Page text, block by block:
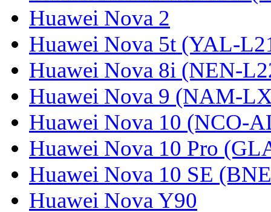
Huawei Nova 2
Huawei Nova 5t (YAL-
Huawei Nova 8i (NEN-
Huawei Nova 9 (NAM-
Huawei Nova 10 (NCO-
Huawei Nova 10 Pro
Huawei Nova 10 SE
Huawei Nova Y90